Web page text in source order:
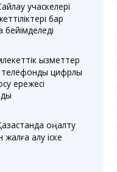
учаскелері
бар
қызметтер
цифрлық
ережесі
оңалту
жалға алу іске